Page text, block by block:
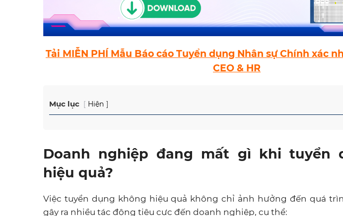
Tải MIỄN PHÍ Mẫu Báo cáo Tuyển dụng Nhân sự Chính xác
CEO & HR
Mục lục Hiện
Doanh nghiệp đang mất gì khi tuyển
hiệu quả?
Việc tuyển dụng không hiệu quả không chỉ ảnh hưởng đến quá
gây ra nhiều tác động tiêu cực đến doanh nghiệp, cụ thể: